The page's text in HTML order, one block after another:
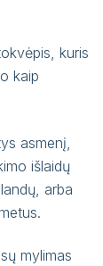
kuris
kaip
asmenį,
išlaidų
arba
mylimas